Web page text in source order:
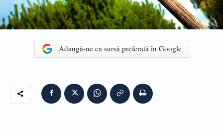
Adaugă-ne ca sursă preferată în Google